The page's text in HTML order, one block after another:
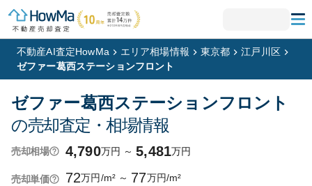
不動産AI査定HowMa エリア相場情報 東京都
江戸川区
ゼファー葛西ステーションフロント
ゼファー葛西ステーションフロント
の売却査定・相場情報
売却相場 4,790万円 ～ 5,481万円
売却単価 72万円/m² ～ 77万円/m²